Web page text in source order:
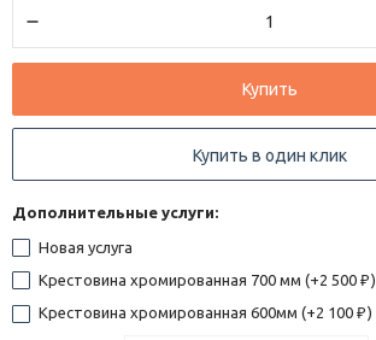
Купить
Купить в один клик
Дополнительные услуги:
Новая услуга
Крестовина хромированная 700 мм (+2 500 ₽ )
Крестовина хромированная 600мм (+2 100 ₽ )